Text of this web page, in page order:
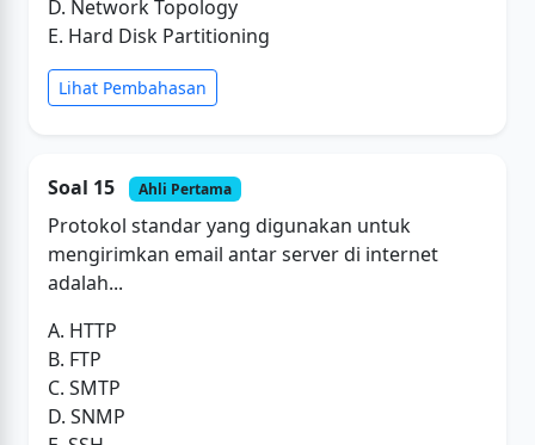
D. Network Topology
E. Hard Disk Partitioning
Lihat Pembahasan
Soal 15 Ahli Pertama
Protokol standar yang digunakan untuk
mengirimkan email antar server di internet
adalah...
A. HTTP
B. FTP
C. SMTP
D. SNMP